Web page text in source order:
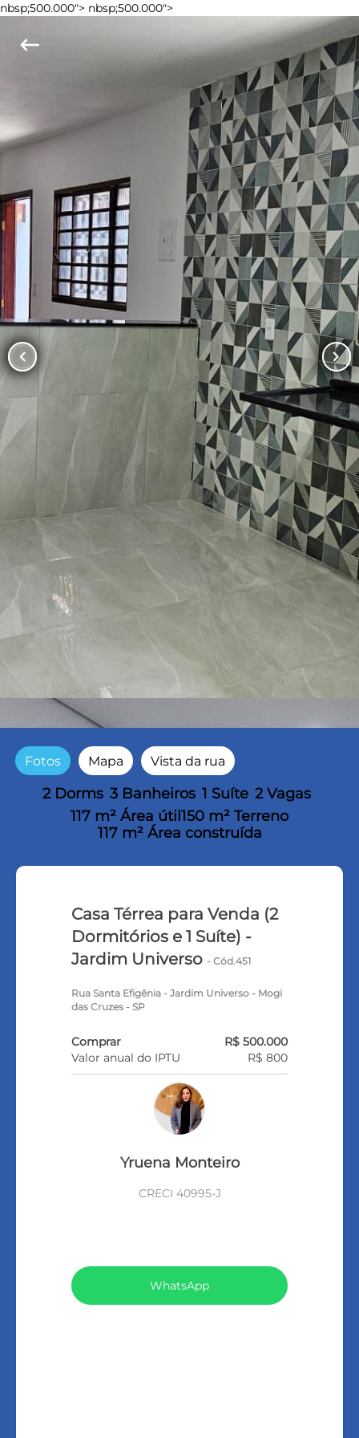
nbsp;500.000"> nbsp;500.000">
keyboard_backspace
chevron_left chevron_right
Fotos Mapa Vista da rua
2 Dorms 3 Banheiros 1 Suíte 2 Vagas
117 m² Área útil 150 m² Terreno
117 m² Área construída
Casa Térrea para Venda (2
Dormitórios e 1 Suíte) -
Jardim Universo - Cód.451
Rua Santa Efigênia - Jardim Universo - Mogi
das Cruzes - SP
Comprar
R$ 500.000
Valor anual do IPTU
R$ 800
Yruena Monteiro
CRECI 40995-J
WhatsApp